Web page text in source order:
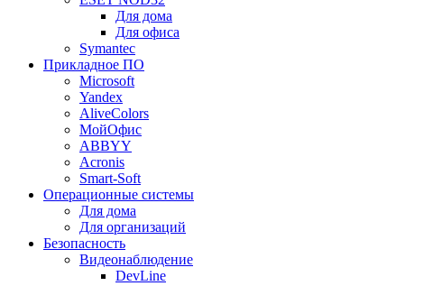
Для дома
Для офиса
Symantec
Прикладное ПО
Microsoft
Yandex
AliveColors
МойОфис
ABBYY
Acronis
Smart-Soft
Операционные системы
Для дома
Для организаций
Безопасность
Видеонаблюдение
DevLine